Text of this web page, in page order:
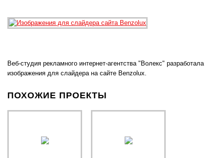
Веб-студия рекламного интернет-агентства "Волекс" разработала
изображения для слайдера на сайте Benzolux.
ПОХОЖИЕ ПРОЕКТЫ